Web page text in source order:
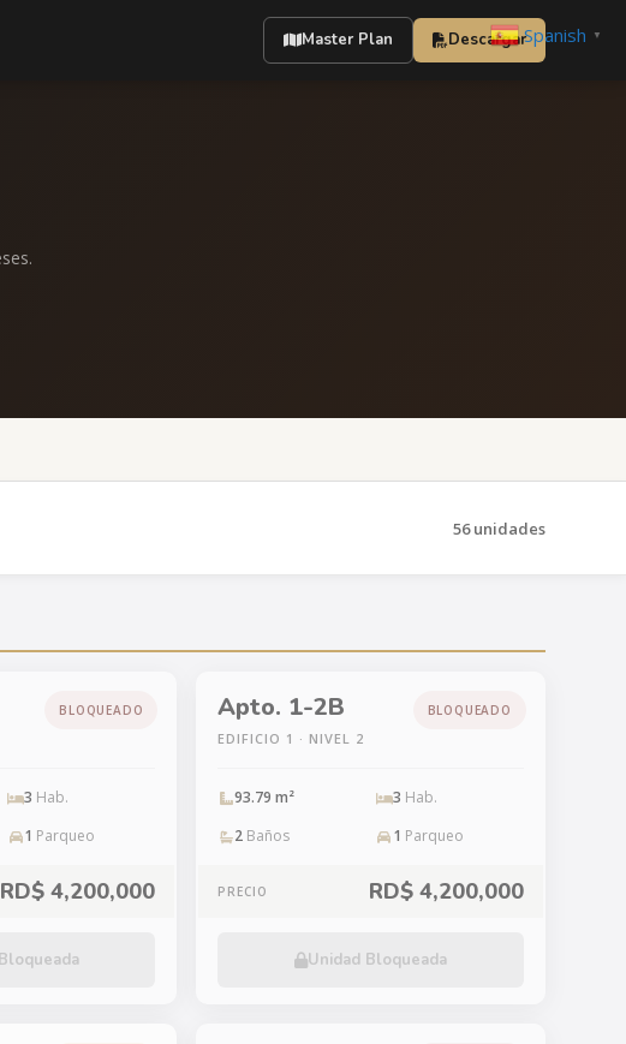
Master Plan Descargar
56 unidades
BLOQUEADO
3 Hab.
1 Parqueo
RD$ 4,200,000
Apto. 1-2B
EDIFICIO 1 · NIVEL 2
BLOQUEADO
93.79 m² 3 Hab.
2 Baños 1 Parqueo
PRECIO RD$ 4,200,000
Unidad Bloqueada
Spanish ▼